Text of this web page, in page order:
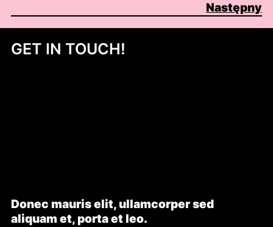
Następny
GET IN TOUCH!
Donec mauris elit, ullamcorper sed
aliquam et, porta et leo.